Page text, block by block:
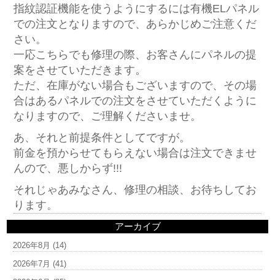
指紋認証機能を使うようにするには有機ELパネル
での注文となりますので、あらかじめご注意くだ
さい。
一応こちらでも修理の際、お客さんにパネルの提
案をさせていただきます。
ただ、在庫がない場合もございますので、その場
合はあるパネルでの注文をさせていただくように
なりますので、ご理解くださいませ。
あ、それと前提条件としてですが。
前金を預からせてもらえない場合は注文できませ
んので、悪しからず!!!
それじゃあみなさん、修理の相談、お待ちしてお
ります。
アーカイブ
2026年8月 (14)
2026年7月 (41)